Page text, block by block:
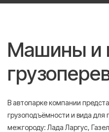
Машины и
В автопарке компании
грузоподъёмности и вида для
межгороду: Лада Ларгус,